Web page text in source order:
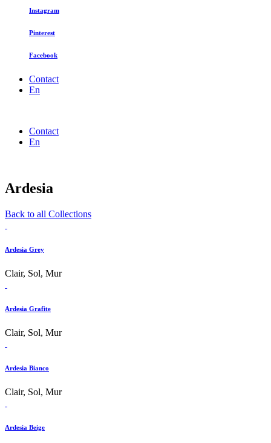
Instagram
Pinterest
Facebook
Contact
En
Contact
En
Ardesia
Back to all Collections
Ardesia Grey
Clair, Sol, Mur
Ardesia Grafite
Clair, Sol, Mur
Ardesia Bianco
Clair, Sol, Mur
Ardesia Beige